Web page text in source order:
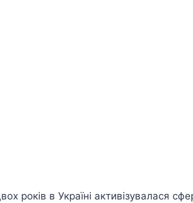
років в Україні активізувалася